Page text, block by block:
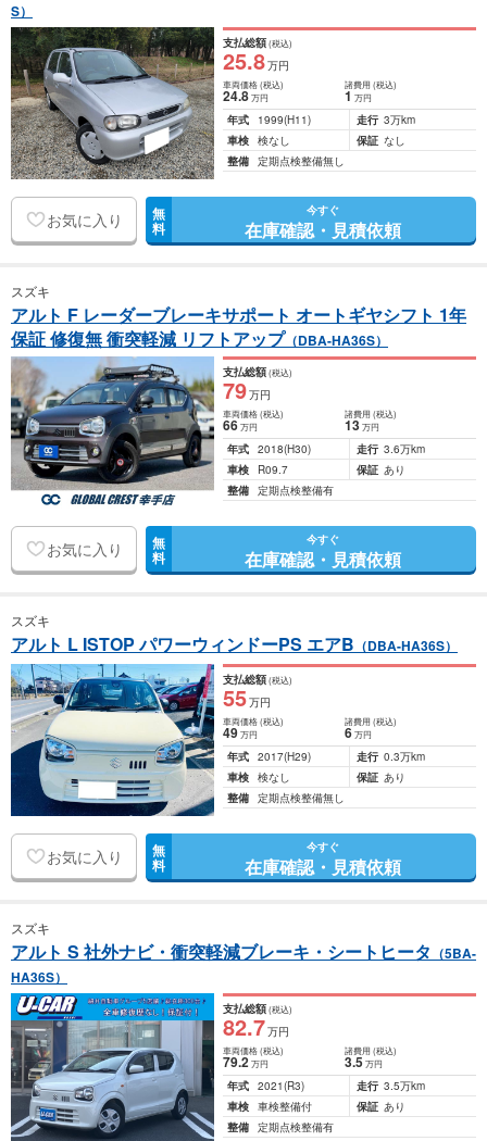
S）
支払総額(税込)
25.8万円
車両価格(税込)
24.8万円
諸費用 (税込)
1 万円
年式 1999(H11) 走行 3万km
車検 検なし 保証 なし
整備 定期点検整備無し
お気に入り 無
料
今すぐ
在庫確認・見積依頼
スズキ
アルト F レーダーブレーキサポート オートギヤシフト 1年
保証 修復無 衝突軽減 リフトアップ（DBA-HA36S）
支払総額(税込)
79万円
車両価格(税込)
66万円
諸費用 (税込)
13 万円
年式 2018(H30) 走行 3.6万km
車検
R09.7 保証 あり
整備 定期点検整備有
お気に入り 無
料
今すぐ
在庫確認・見積依頼
スズキ
アルト L ISTOP パワーウィンドーPS エアB （DBA-HA36S）
支払総額(税込)
55万円
車両価格(税込)
49万円
諸費用 (税込)
6 万円
年式 2017(H29) 走行 0.3万km
車検 検なし 保証 あり
整備 定期点検整備無し
お気に入り 無
料
今すぐ
在庫確認・見積依頼
スズキ
アルト S 社外ナビ・衝突軽減ブレーキ・シートヒータ （5BA-
HA36S）
支払総額(税込)
82.7万円
車両価格(税込)
79.2万円
諸費用 (税込)
3.5 万円
年式 2021(R3) 走行 3.5万km
車検 車検整備付 保証 あり
整備 定期点検整備有